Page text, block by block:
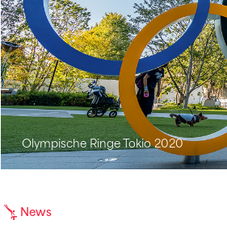
Olympische Ringe Tokio 2020
News